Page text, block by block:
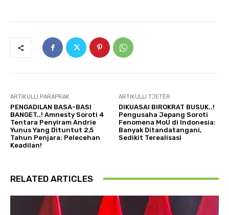
ARTIKULLI PARAPRAK
PENGADILAN BASA-BASI
BANGET..! Amnesty Soroti 4
Tentara Penyiram Andrie
Yunus Yang Dituntut 2,5
Tahun Penjara: Pelecehan
Keadilan!
ARTIKULLI TJETËR
DIKUASAI BIROKRAT BUSUK..!
Pengusaha Jepang Soroti
Fenomena MoU di Indonesia:
Banyak Ditandatangani,
Sedikit Terealisasi
RELATED ARTICLES